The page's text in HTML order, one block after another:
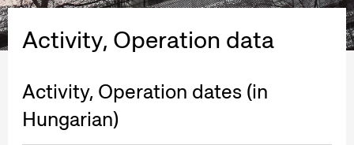
Activity, Operation data
Activity, Operation dates (in
Hungarian)